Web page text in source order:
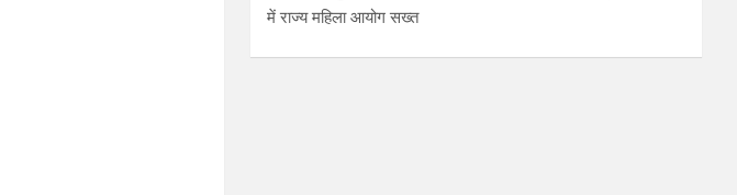
में राज्य महिला आयोग सख्त